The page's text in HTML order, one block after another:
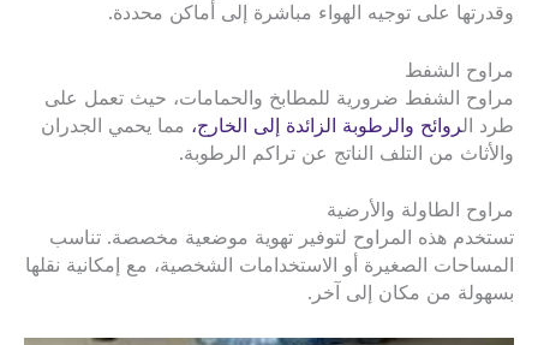
وقدرتها على توجيه الهواء مباشرة إلى أماكن محددة.
مراوح الشفط
مراوح الشفط ضرورية للمطابخ والحمامات، حيث تعمل على
طرد الروائح والرطوبة الزائدة إلى الخارج، مما يحمي الجدران
والأثاث من التلف الناتج عن تراكم الرطوبة.
مراوح الطاولة والأرضية
تستخدم هذه المراوح لتوفير تهوية موضعية مخصصة. تناسب
المساحات الصغيرة أو الاستخدامات الشخصية، مع إمكانية نقلها
بسهولة من مكان إلى آخر.